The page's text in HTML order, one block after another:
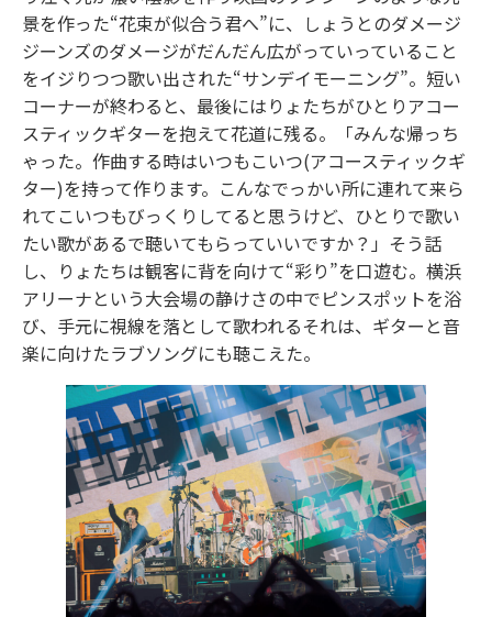
景を作った“花束が似合う君へ”に、しょうとのダメージ
ジーンズのダメージがだんだん広がっていっていること
をイジりつつ歌い出された“サンデイモーニング”。短い
コーナーが終わると、最後にはりょたちがひとりアコー
スティックギターを抱えて花道に残る。「みんな帰っち
ゃった。作曲する時はいつもこいつ(アコースティックギ
ター)を持って作ります。こんなでっかい所に連れて来ら
れてこいつもびっくりしてると思うけど、ひとりで歌い
たい歌があるで聴いてもらっていいですか？」そう話
し、りょたちは観客に背を向けて“彩り”を口遊む。横浜
アリーナという大会場の静けさの中でピンスポットを浴
び、手元に視線を落として歌われるそれは、ギターと音
楽に向けたラブソングにも聴こえた。